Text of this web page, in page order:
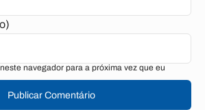
navegador para a próxima vez que eu
Publicar Comentário